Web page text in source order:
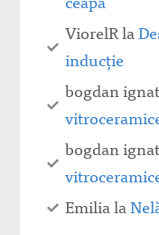
ViorelRla
inducţie
bogdan ignat
bogdan ignat
Emiliala